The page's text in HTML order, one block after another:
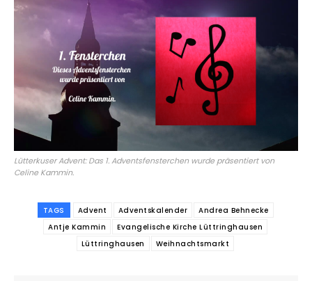
Lütterkuser Advent: Das 1. Adventsfensterchen wurde präsentiert von
Celine Kammin.
TAGS Advent Adventskalender
Andrea Behnecke
Antje Kammin
Evangelische Kirche Lüttringhausen
Lüttringhausen
Weihnachtsmarkt